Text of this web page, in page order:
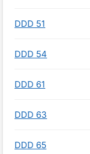
DDD 51
DDD 54
DDD 61
DDD 63
DDD 65